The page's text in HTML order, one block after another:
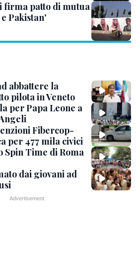
firma patto di mutua
Pakistan'
abbattere la
pilota in Veneto
per Papa Leone a
Fibercop-
per 477 mila civici
Time di Roma
dai giovani ad